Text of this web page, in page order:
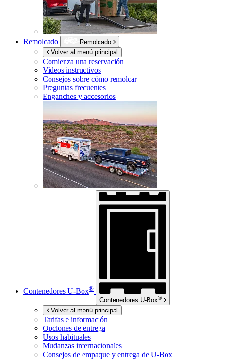
Remolcado
Remolcado
Volver al menú principal
Comienza una reservación
Videos instructivos
Consejos sobre cómo remolcar
Preguntas frecuentes
Enganches y accesorios
Contenedores U-Box®
Contenedores U-Box®
Volver al menú principal
Tarifas e información
Opciones de entrega
Usos habituales
Mudanzas internacionales
Consejos de empaque y entrega de U-Box